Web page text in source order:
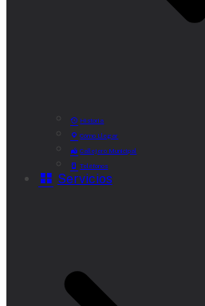
Historia
Cómo Llegar
Callejero Municipal
Teléfonos
Servicios